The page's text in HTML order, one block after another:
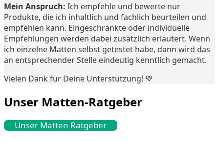
Mein Anspruch: Ich empfehle und bewerte nur
Produkte, die ich inhaltlich und fachlich beurteilen und
empfehlen kann. Eingeschränkte oder individuelle
Empfehlungen werden dabei zusätzlich erläutert. Wenn
ich einzelne Matten selbst getestet habe, dann wird das
an entsprechender Stelle eindeutig kenntlich gemacht.
Vielen Dank für Deine Unterstützung! 💚
Unser Matten-Ratgeber
Unser Matten Ratgeber